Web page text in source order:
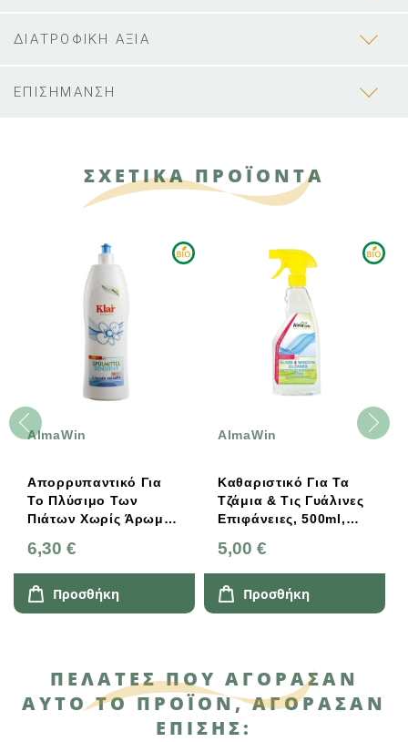
ΔΙΑΤΡΟΦΙΚΗ ΑΞΙΑ
ΕΠΙΣΗΜΑΝΣΗ
ΣΧΕΤΙΚΑ ΠΡΟΪΟΝΤΑ
AlmaWin
Απορρυπαντικό Για
Το Πλύσιμο Των
Πιάτων Χωρίς Άρωμα,
AlmaWin
6,30 €
Προσθήκη
AlmaWin
Καθαριστικό Για Τα
Τζάμια & Τις Γυάλινες
Επιφάνειες, 500ml,
5,00 €
Προσθήκη
ΠΕΛΆΤΕΣ ΠΟΥ ΑΓΌΡΑΣΑΝ
ΑΥΤΌ ΤΟ ΠΡΟΪΌΝ, ΑΓΌΡΑΣΑΝ
ΕΠΊΣΗΣ: